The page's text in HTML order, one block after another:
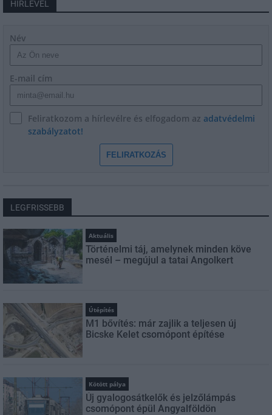
HÍRLEVÉL
Név
E-mail cím
Feliratkozom a hírlevélre és elfogadom az adatvédelmi
szabályzatot!
FELIRATKOZÁS
LEGFRISSEBB
Aktuális
Történelmi táj, amelynek minden köve
mesél – megújul a tatai Angolkert
Útépítés
M1 bővítés: már zajlik a teljesen új
Bicske Kelet csomópont építése
Kötött pálya
Új gyalogosátkelők és jelzőlámpás
csomópont épül Angyalföldön